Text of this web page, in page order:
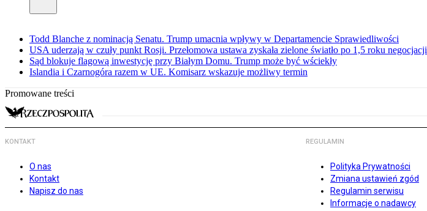
Todd Blanche z nominacją Senatu. Trump umacnia wpływy w Departamencie Sprawiedliwości
USA uderzają w czuły punkt Rosji. Przełomowa ustawa zyskała zielone światło po 1,5 roku negocjacji
Sąd blokuje flagową inwestycję przy Białym Domu. Trump może być wściekły
Islandia i Czarnogóra razem w UE. Komisarz wskazuje możliwy termin
Promowane treści
KONTAKT
O nas
Kontakt
Napisz do nas
REGULAMIN
Polityka Prywatności
Zmiana ustawień zgód
Regulamin serwisu
Informacje o nadawcy